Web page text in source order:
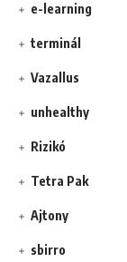
e-learning
terminál
Vazallus
unhealthy
Rizikó
Tetra Pak
Ajtony
sbirro